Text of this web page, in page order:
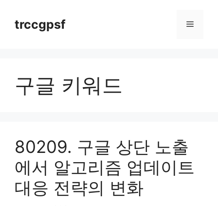
contenttrccgpsf Menu
구글 키워드
80209. 구글 상단 노출
에서 알고리즘 업데이트
대응 전략의 변화